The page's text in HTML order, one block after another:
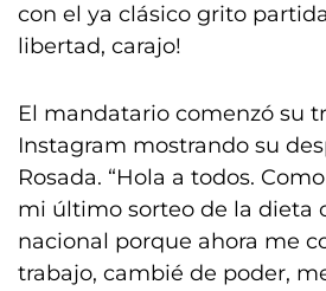
con el ya clásico grito
libertad, carajo!
El mandatario comenzó su
Instagram mostrando su
Rosada. “Hola a todos.
mi último sorteo de la dieta
nacional porque ahora me
trabajo, cambié de poder,